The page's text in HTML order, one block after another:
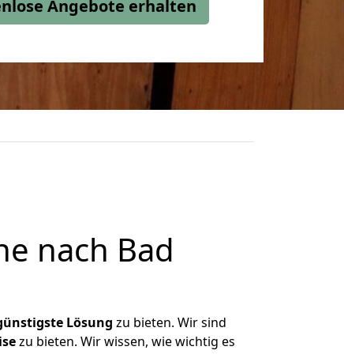
Angebote erhalten
nach Bad
Lösung zu bieten. Wir sind
zu bieten. Wir wissen, wie wichtig es